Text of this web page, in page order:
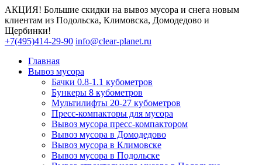
АКЦИЯ! Большие скидки на вывоз мусора и снега новым
клиентам из Подольска, Климовска, Домодедово и
Щербинки!
+7(495)414-29-90 info@clear-planet.ru
Главная
Вывоз мусора
Бачки 0.8-1.1 кубометров
Бункеры 8 кубометров
Мультилифты 20-27 кубометров
Пресс-компакторы для мусора
Вывоз мусора пресс-компактором
Вывоз мусора в Домодедово
Вывоз мусора в Климовске
Вывоз мусора в Подольске